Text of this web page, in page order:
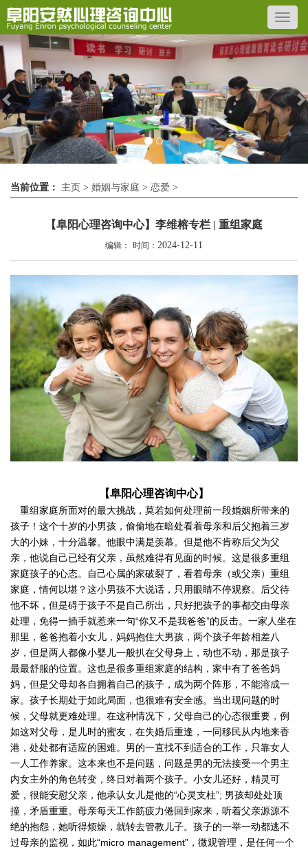
Previous
当前位置： 主页 > 婚姻与家庭 > 恋爱 >
【阜阳心理咨询中心】李维榕专栏 | 重组家庭
编辑： 时间： 2024-12-11
​【阜阳心理咨询中心】
重组家庭所面对的最大挑战，莫若如何处理前一段婚姻所带来的
孩子！这个十岁的小男孩，偷偷地在暗处看着母亲和后父抱着三岁
大的小妹，十分温馨。他眼中满是羡慕。但是他不肯称后父为父
亲，他说自己已经有父亲，虽然难得有见面的时候。这是很多重组
家庭孩子的心态。自己心属的家破裂了，看着母亲（或父亲）重组
家庭，情何以堪？这小男孩不大说话，只用眼睛不停观察。后父待
他不坏，但是碍于孩子不是自己所出，只好把孩子的事都交由母亲
处理，免得一插手就惹来一句“你又不是我爸爸”的反击。一家人坐在
那里，爸爸抱着小女儿，妈妈抱住大男孩，两个孩子年龄相差八
岁，但是两人都像小婴儿一般扒在父母身上，动也不动，那是孩子
最最舒服的位置。这也是很多重组家庭的结构，家中有了爸爸妈
妈，但是父母却各自拥着自己的孩子，成为两个阵形，不能溶成一
家。孩子长期处于如此局面，也很难有安全感。当出现问题的时
候，父母就更难处理。在这种情况下，父母自己的心态很重要，例
如这对父母，是儿时的蜜友，在失婚后重逢，一同移民从内地来香
港，处处都有适应的困难。男的一直找不到适合的工作，只靠女人
一人工作养家。这本来也不是问题，问题是男的无法接受一个男主
内女主外的角色转变，终日对着两个孩子。小女儿还好，精灵可
爱，很能安慰父亲，他承认女儿是他的“心灵支柱”; 男孩却处处顶
撞，矛盾重重。母亲每天工作筋疲力倦回到家来，听着父亲源源不
绝的抱怨，她听得烦燥，就转去管教儿子。孩子的一举一动都逃不
过母亲的监视，如此“micro management”，微观管理，是任何一个